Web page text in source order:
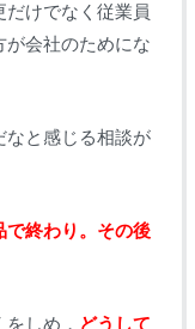
けでなく従業員
会社のためにな
なと感じる相談が
で終わり。その後
しめ， どうして